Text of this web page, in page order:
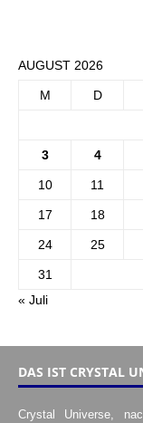
AUGUST 2026
M D
3 4
10 11
17 18
24 25
31
« Juli
DAS IST CRYSTAL
Crystal Universe,